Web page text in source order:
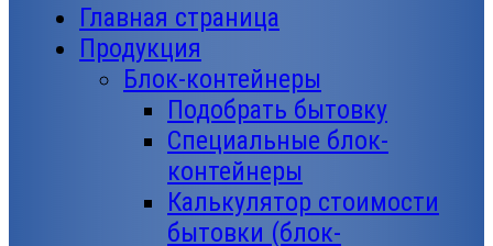
Главная страница
Продукция
Блок-контейнеры
Подобрать бытовку
Специальные блок-
контейнеры
Калькулятор стоимости
бытовки (блок-